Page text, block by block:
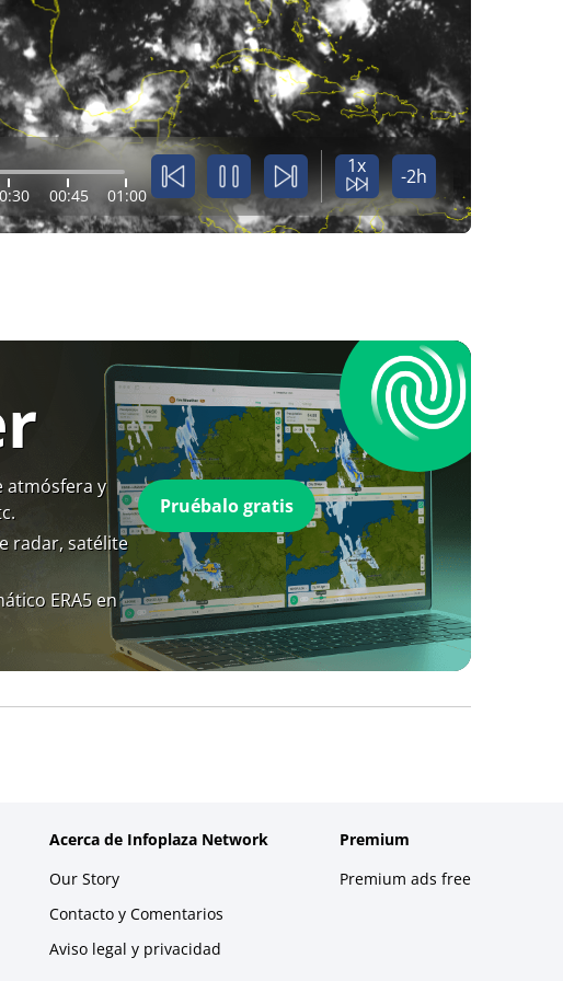
00:45 01:00
1x -2h
atmósfera y
radar, satélite
ERA5 en
Pruébalo gratis
Acerca de Infoplaza Network
Our Story
Contacto y Comentarios
Aviso legal y privacidad
Premium
Premium ads free